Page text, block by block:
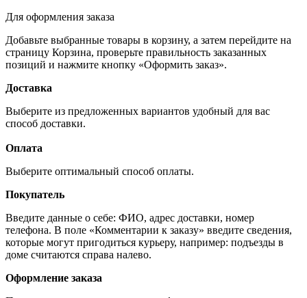
Для оформления заказа
Добавьте выбранные товары в корзину, а затем перейдите на
страницу Корзина, проверьте правильность заказанных
позиций и нажмите кнопку «Оформить заказ».
Доставка
Выберите из предложенных вариантов удобный для вас
способ доставки.
Оплата
Выберите оптимальный способ оплаты.
Покупатель
Введите данные о себе: ФИО, адрес доставки, номер
телефона. В поле «Комментарии к заказу» введите сведения,
которые могут пригодиться курьеру, например: подъезды в
доме считаются справа налево.
Оформление заказа